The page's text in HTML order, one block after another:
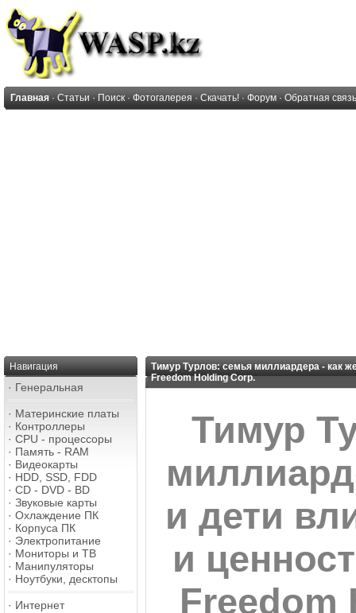
Главная · Статьи · Поиск · Фотогалерея · Скачать! · Форум · Обратная связь
Навигация
· Генеральная
· Материнские платы
· Контроллеры
· CPU - процессоры
· Память - RAM
· Видеокарты
· HDD, SSD, FDD
· CD - DVD - BD
· Звуковые карты
· Охлаждение ПК
· Корпуса ПК
· Электропитание
· Мониторы и ТВ
· Манипуляторы
· Ноутбуки, десктопы
· Интернет
Тимур Турлов: семья миллиардера - как
Freedom Holding Corp.
Тимур
и дети
и
Freedom